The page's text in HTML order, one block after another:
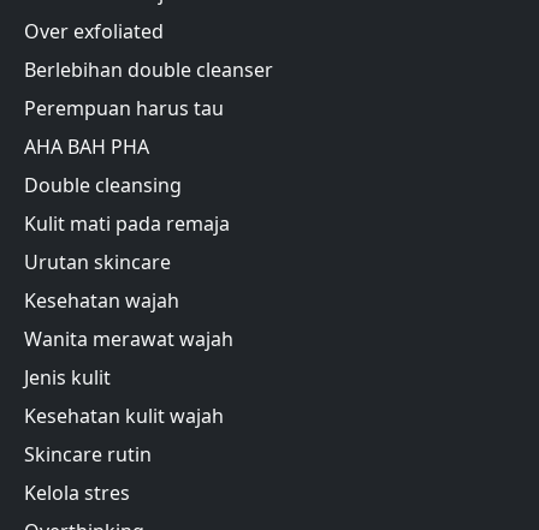
Over exfoliated
Berlebihan double cleanser
Perempuan harus tau
AHA BAH PHA
Double cleansing
Kulit mati pada remaja
Urutan skincare
Kesehatan wajah
Wanita merawat wajah
Jenis kulit
Kesehatan kulit wajah
Skincare rutin
Kelola stres